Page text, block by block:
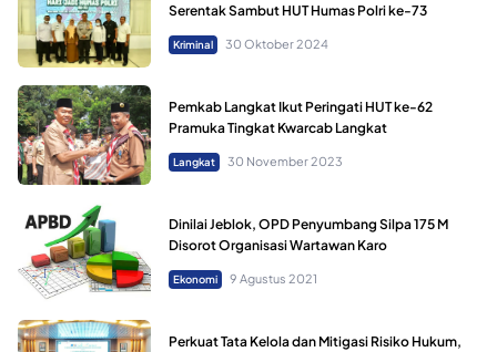
Serentak Sambut HUT Humas Polri ke-73
Kriminal 30 Oktober 2024
Pemkab Langkat Ikut Peringati HUT ke-62
Pramuka Tingkat Kwarcab Langkat
Langkat 30 November 2023
Dinilai Jeblok, OPD Penyumbang Silpa 175 M
Disorot Organisasi Wartawan Karo
Ekonomi 9 Agustus 2021
Perkuat Tata Kelola dan Mitigasi Risiko Hukum,